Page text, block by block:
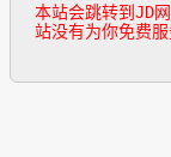
本站会跳转到JD
站没有为你免费